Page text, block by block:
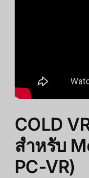
COLD
สำหรับ
PC-VR)